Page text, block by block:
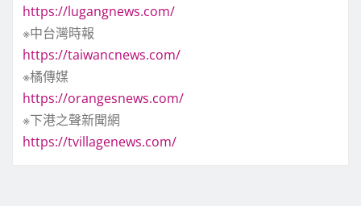
https://lugangnews.com/
※中台灣時報
https://taiwancnews.com/
※橘傳媒
https://orangesnews.com/
※下港之聲新聞網
https://tvillagenews.com/